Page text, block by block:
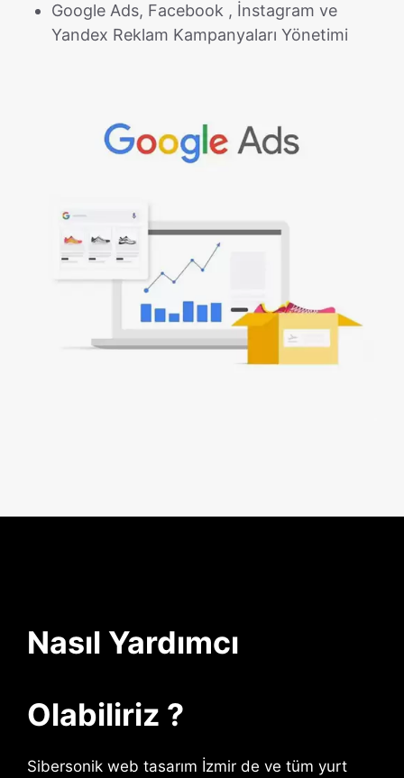
Google Ads, Facebook , İnstagram ve
Yandex Reklam Kampanyaları Yönetimi
Nasıl Yardımcı
Olabiliriz ?
Sibersonik web tasarım İzmir de ve tüm yurt